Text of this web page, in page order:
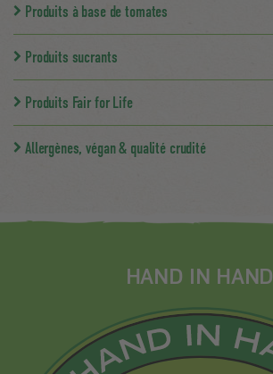
Produits à base de tomates
Produits sucrants
Produits Fair for Life
Allergènes, végan & qualité crudité
HAND IN HAND